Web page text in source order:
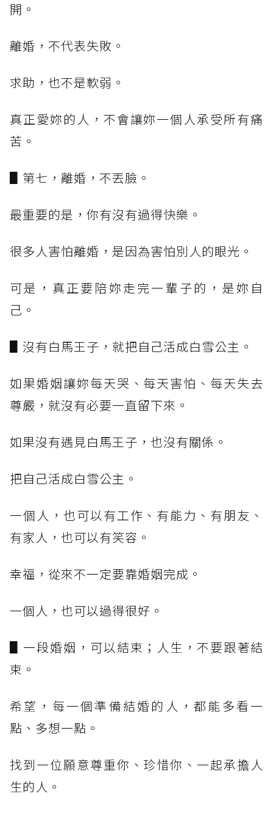
開。
離婚，不代表失敗。
求助，也不是軟弱。
真正愛妳的人，不會讓妳一個人承受所有痛
苦。
▋第七，離婚，不丟臉。
最重要的是，你有沒有過得快樂。
很多人害怕離婚，是因為害怕別人的眼光。
可是，真正要陪妳走完一輩子的，是妳自
己。
▋沒有白馬王子，就把自己活成白雪公主。
如果婚姻讓妳每天哭、每天害怕、每天失去
尊嚴，就沒有必要一直留下來。
如果沒有遇見白馬王子，也沒有關係。
把自己活成白雪公主。
一個人，也可以有工作、有能力、有朋友、
有家人，也可以有笑容。
幸福，從來不一定要靠婚姻完成。
一個人，也可以過得很好。
▋一段婚姻，可以結束；人生，不要跟著結
束。
希望，每一個準備結婚的人，都能多看一
點、多想一點。
找到一位願意尊重你、珍惜你、一起承擔人
生的人。